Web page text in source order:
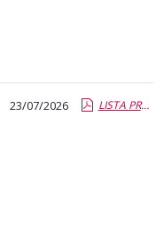
23/07/2026 LISTA PROVISIONAL ADMT Y EXCL CP26-79.pdf.pdf